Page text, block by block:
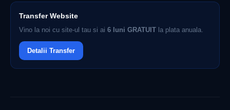
Transfer Website
Vino la noi cu site-ul tau si ai 6 luni GRATUIT la plata anuala.
Detalii Transfer